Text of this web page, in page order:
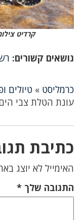
קרדיט
נושאים קשורים:
כרמליסט» טיולים
עונת הטלת צבי הים
כתיבת
האימייל לא יוצג
התגובה שלך*